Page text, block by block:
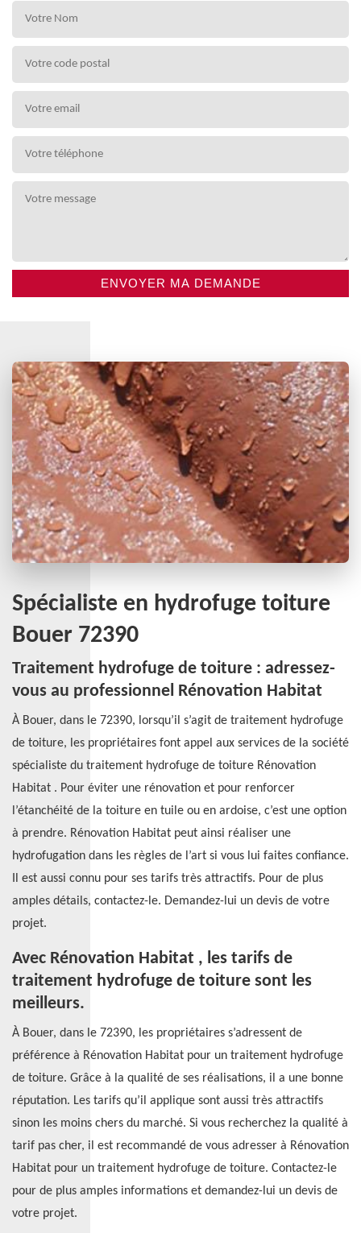
Spécialiste en hydrofuge toiture
Bouer 72390
Traitement hydrofuge de toiture : adressez-
vous au professionnel Rénovation Habitat
À Bouer, dans le 72390, lorsqu’il s’agit de traitement hydrofuge
de toiture, les propriétaires font appel aux services de la société
spécialiste du traitement hydrofuge de toiture Rénovation
Habitat . Pour éviter une rénovation et pour renforcer
l’étanchéité de la toiture en tuile ou en ardoise, c’est une option
à prendre. Rénovation Habitat peut ainsi réaliser une
hydrofugation dans les règles de l’art si vous lui faites confiance.
Il est aussi connu pour ses tarifs très attractifs. Pour de plus
amples détails, contactez-le. Demandez-lui un devis de votre
projet.
Avec Rénovation Habitat , les tarifs de
traitement hydrofuge de toiture sont les
meilleurs.
À Bouer, dans le 72390, les propriétaires s’adressent de
préférence à Rénovation Habitat pour un traitement hydrofuge
de toiture. Grâce à la qualité de ses réalisations, il a une bonne
réputation. Les tarifs qu’il applique sont aussi très attractifs
sinon les moins chers du marché. Si vous recherchez la qualité à
tarif pas cher, il est recommandé de vous adresser à Rénovation
Habitat pour un traitement hydrofuge de toiture. Contactez-le
pour de plus amples informations et demandez-lui un devis de
votre projet.